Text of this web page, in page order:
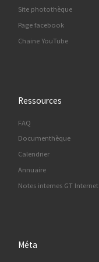
Site photothèque
Page facebook
Chaine YouTube
Ressources
FAQ
Documenthèque
Calendrier
Annuaire
Notes internes GT Internet
Méta